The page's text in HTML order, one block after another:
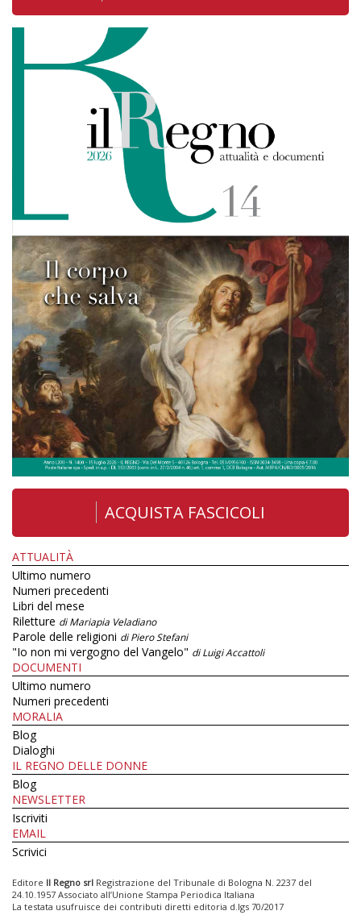
ACQUISTA FASCICOLI
ATTUALITÀ
Ultimo numero
Numeri precedenti
Libri del mese
Riletture di Mariapia Veladiano
Parole delle religioni di Piero Stefani
"Io non mi vergogno del Vangelo" di Luigi Accattoli
DOCUMENTI
Ultimo numero
Numeri precedenti
MORALIA
Blog
Dialoghi
IL REGNO DELLE DONNE
Blog
NEWSLETTER
Iscriviti
EMAIL
Scrivici
Editore Il Regno srl Registrazione del Tribunale di Bologna N. 2237 del
24.10.1957 Associato all’Unione Stampa Periodica Italiana
La testata usufruisce dei contributi diretti editoria d.lgs 70/2017